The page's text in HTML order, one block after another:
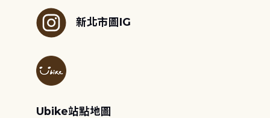
新北市圖IG
Ubike站點地圖